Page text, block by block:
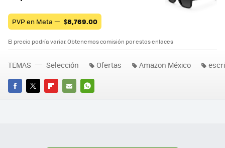
PVP en Meta — $8,769.00
El precio podría variar. Obtenemos comisión por estos enlaces
FACEBOOK
TWITTERFLIPBOARD
E-
WHATSAPP
TEMAS Selección Ofertas Amazon México